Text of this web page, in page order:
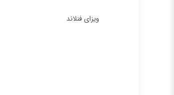
ویزای فنلاند